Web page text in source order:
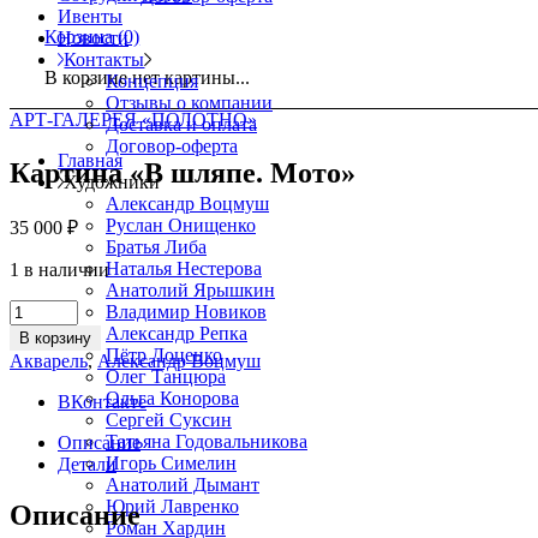
Корзина (0)
В корзине нет картины...
АРТ-ГАЛЕРЕЯ «ПОЛОТНО»
Главная
Художники
Александр Воцмуш
Руслан Онищенко
Братья Либа
Наталья Нестерова
Анатолий Ярышкин
Владимир Новиков
Александр Репка
Пётр Доценко
Олег Танцюра
Ольга Конорова
Сергей Суксин
Татьяна Годовальникова
Игорь Симелин
Анатолий Дымант
Юрий Лавренко
Роман Хардин
Ивенты
Новости
Контакты
Концепция
Отзывы о компании
Доставка и оплата
Договор-оферта
Картина «В шляпе. Мото»
35 000 ₽
1 в наличии
Картина
«В
шляпе.
Мото»
quantity
В корзину
Акварель, Александр Воцмуш
ВКонтакте
Описание
Детали
Описание